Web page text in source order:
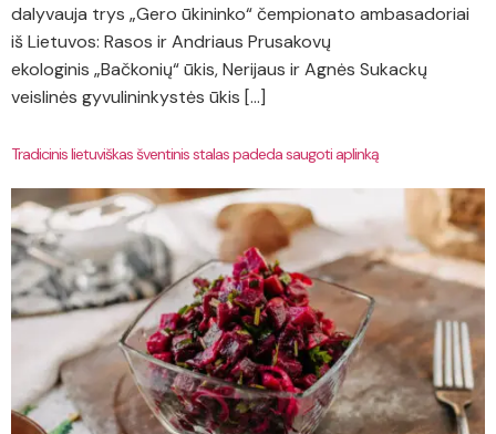
dalyvauja trys „Gero ūkininko“ čempionato ambasadoriai
iš Lietuvos: Rasos ir Andriaus Prusakovų
ekologinis „Bačkonių“ ūkis, Nerijaus ir Agnės Sukackų
veislinės gyvulininkystės ūkis […]
Tradicinis lietuviškas šventinis stalas padeda saugoti aplinką